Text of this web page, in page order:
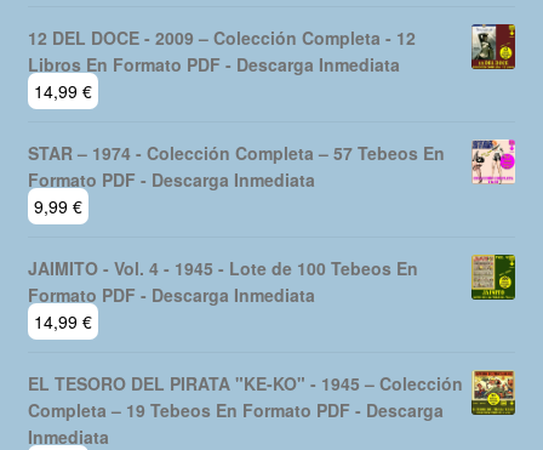
12 DEL DOCE - 2009 – Colección Completa - 12
Libros En Formato PDF - Descarga Inmediata
14,99 €
STAR – 1974 - Colección Completa – 57 Tebeos En
Formato PDF - Descarga Inmediata
9,99 €
JAIMITO - Vol. 4 - 1945 - Lote de 100 Tebeos En
Formato PDF - Descarga Inmediata
14,99 €
EL TESORO DEL PIRATA "KE-KO" - 1945 – Colección
Completa – 19 Tebeos En Formato PDF - Descarga
Inmediata